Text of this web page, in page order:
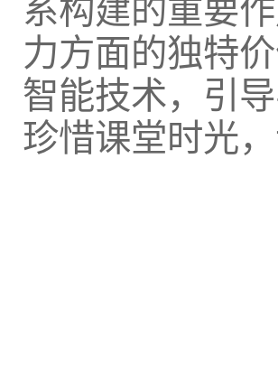
系构建的重要
力方面的独特
智能技术，引
珍惜课堂时光